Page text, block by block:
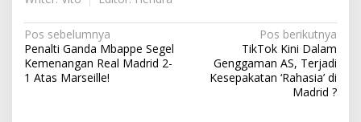
N
a
v
Pos sebelumnya
Penalti Ganda Mbappe Segel
Kemenangan Real Madrid 2-
1 Atas Marseille!
Pos berikutnya
TikTok Kini Dalam
Genggaman AS, Terjadi
Kesepakatan ‘Rahasia’ di
Madrid ?